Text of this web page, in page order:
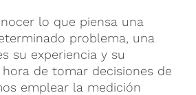
lo que piensa una
problema, una
su experiencia y su
de tomar decisiones de
emplear la medición